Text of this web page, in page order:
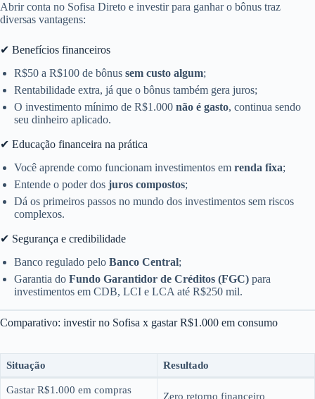
Abrir conta no Sofisa Direto e investir para ganhar o bônus traz
diversas vantagens:
✔ Benefícios financeiros
R$50 a R$100 de bônus sem custo algum;
Rentabilidade extra, já que o bônus também gera juros;
O investimento mínimo de R$1.000 não é gasto, continua sendo
seu dinheiro aplicado.
✔ Educação financeira na prática
Você aprende como funcionam investimentos em renda fixa;
Entende o poder dos juros compostos;
Dá os primeiros passos no mundo dos investimentos sem riscos
complexos.
✔ Segurança e credibilidade
Banco regulado pelo Banco Central;
Garantia do Fundo Garantidor de Créditos (FGC) para
investimentos em CDB, LCI e LCA até R$250 mil.
Comparativo: investir no Sofisa x gastar R$1.000 em consumo
Situação Resultado
Gastar R$1.000 em compras
Zero retorno financeiro